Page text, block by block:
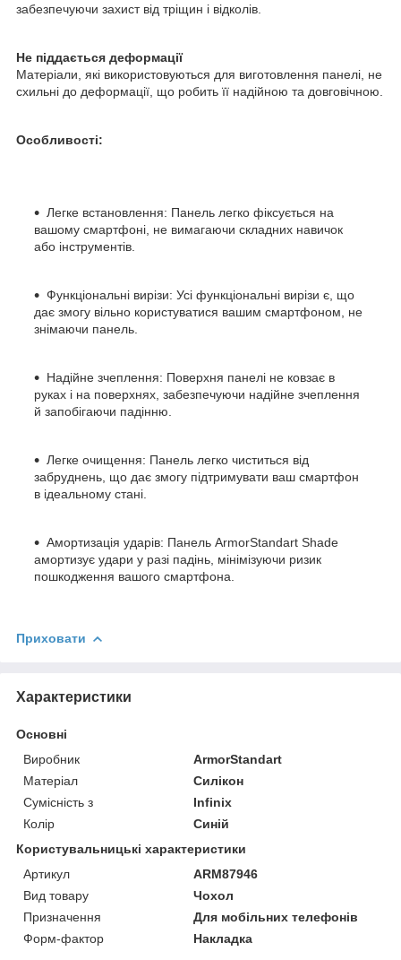
забезпечуючи захист від тріщин і відколів.
Не піддається деформації
Матеріали, які використовуються для виготовлення панелі, не
схильні до деформації, що робить її надійною та довговічною.
Особливості:
Легке встановлення: Панель легко фіксується на
вашому смартфоні, не вимагаючи складних навичок
або інструментів.
Функціональні вирізи: Усі функціональні вирізи є, що
дає змогу вільно користуватися вашим смартфоном, не
знімаючи панель.
Надійне зчеплення: Поверхня панелі не ковзає в
руках і на поверхнях, забезпечуючи надійне зчеплення
й запобігаючи падінню.
Легке очищення: Панель легко чиститься від
забруднень, що дає змогу підтримувати ваш смартфон
в ідеальному стані.
Амортизація ударів: Панель ArmorStandart Shade
амортизує удари у разі падінь, мінімізуючи ризик
пошкодження вашого смартфона.
Приховати
Характеристики
Основні
Виробник
ArmorStandart
Матеріал
Силікон
Сумісність з
Infinix
Колір
Синій
Користувальницькі характеристики
Артикул
ARM87946
Вид товару
Чохол
Призначення
Для мобільних телефонів
Форм-фактор
Накладка